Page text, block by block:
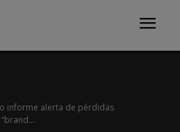
informe alerta de pérdidas